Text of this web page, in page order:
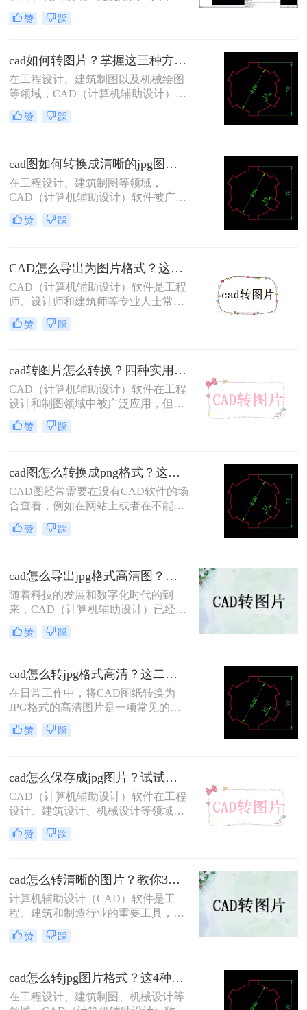
JPG图片格式则因其广泛的兼容性和
较小的文件大小而常用于分享和展示
片，不仅可以方便地在各种设备上查
看，还能有效减少文件传输的时间和
存储空间。那么如何将CAD图纸另存
为JPG图片呢？以下将详细介绍几种
将CAD图纸另存为JPG图片的方法，
并结合相关数字和信息进行说明。
赞 踩
cad如何转图片？掌握这三种方法就可以！
在工程设计、建筑制图以及机械绘图
等领域，CAD（计算机辅助设计）软
件被广泛应用。然而，有时我们需要
将CAD图纸转换为图片格式，以便于
片不仅可以确保图纸的清晰度和准确
性，还能方便地进行编辑和传输。那
么CAD如何转图片呢？本文将详细介
者轻松实现这一需求。
赞 踩
cad图如何转换成清晰的jpg图片？三种方法，保准一看就会!！
在工程设计、建筑制图等领域，
CAD（计算机辅助设计）软件被广泛
应用。然而，在某些情况下，我们需
要将CAD图纸转换为JPG图片格式，
图片呢？为了确保转换后的JPG图片
保持清晰和高质量，本文将介绍三种
实用的转换方法。
赞 踩
CAD怎么导出为图片格式？这三招一定要记得！
CAD（计算机辅助设计）软件是工程
师、设计师和建筑师等专业人士常用
的工具，它允许用户创建和编辑复杂
的二维和三维图形。然而，在某些情
到其他文档中。那么CAD怎么导出为
图片格式呢？以下将详细介绍几种将
CAD导出为图片格式的方法。
赞 踩
cad转图片怎么转换？四种实用方法速学！
CAD（计算机辅助设计）软件在工程
设计和制图领域中被广泛应用，但有
时候我们需要将CAD文件转换为图片
格式以便于分享、展示或打印。那么
助读者轻松实现格式转换。
赞 踩
cad图怎么转换成png格式？这三种方法非常实用！
CAD图经常需要在没有CAD软件的场
合查看，例如在网站上或者在不能安
装大型软件的设备上。这时，将CAD
图转换成PNG格式是一个很好的选
图像的场合。下面我们将详细介绍cad
图怎么转换成png格式。
赞 踩
cad怎么导出jpg格式高清图？三种方法，保准一看就会！
随着科技的发展和数字化时代的到
来，CAD（计算机辅助设计）已经成
为工程设计、建筑设计和机械设计等
领域中不可或缺的工具。然而，有时
展示或使用这些设计图，此时将CAD
文件转换成JPG格式的高清图片就变
得十分必要。本文将详细介绍Ccad怎
么导出jpg格式高清图的方法。
赞 踩
cad怎么转jpg格式高清？这二个方法帮你解决！
在日常工作中，将CAD图纸转换为
JPG格式的高清图片是一项常见的任
务。JPG格式因其广泛的兼容性和较
小的文件体积，非常适合在网页、电
种将CAD图纸转换为JPG高清图片的
方法。
赞 踩
cad怎么保存成jpg图片？试试看这四个方法！
CAD（计算机辅助设计）软件在工程
设计、建筑设计、机械设计等领域扮
演着至关重要的角色。然而，在需要
将CAD设计成果以图片形式分享给非
常见的需求。JPG格式因其广泛的兼
容性和适中的文件体积，非常适合用
于在线分享和打印。那么cad怎么保存
CAD文件保存为JPG图片的方法。
赞 踩
cad怎么转清晰的图片？教你3个实用方法！
计算机辅助设计（CAD）软件是工
程、建筑和制造行业的重要工具，用
于创建精确的二维和三维模型。然
而，在某些情况下，需要将CAD图纸
或用于演示文稿。虽然大多数CAD软
件都具备导出为图像的功能，但要获
得高质量、清晰的图片并非总是那么
赞 踩
cad怎么转jpg图片格式？这4种方法一分钟就能学会！
在工程设计、建筑制图、机械设计等